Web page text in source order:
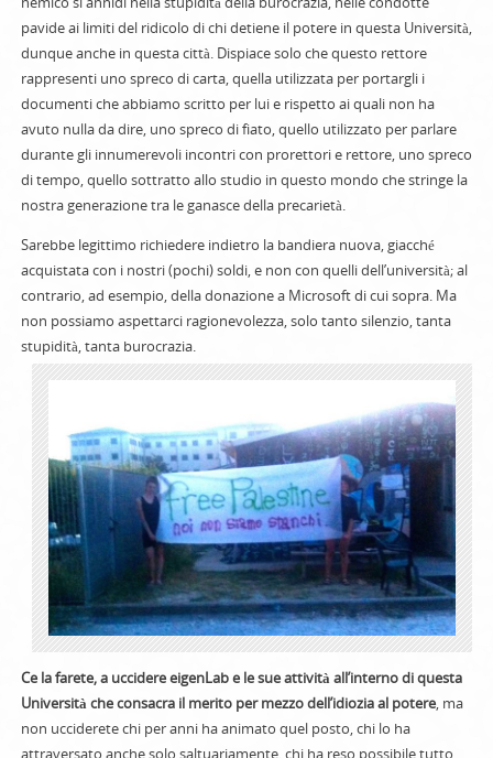
pavide ai limiti del ridicolo di chi detiene il potere in questa Università,
dunque anche in questa città. Dispiace solo che questo rettore
rappresenti uno spreco di carta, quella utilizzata per portargli i
documenti che abbiamo scritto per lui e rispetto ai quali non ha
avuto nulla da dire, uno spreco di fiato, quello utilizzato per parlare
durante gli innumerevoli incontri con prorettori e rettore, uno spreco
di tempo, quello sottratto allo studio in questo mondo che stringe la
nostra generazione tra le ganasce della precarietà.
Sarebbe legittimo richiedere indietro la bandiera nuova, giacché
acquistata con i nostri (pochi) soldi, e non con quelli dell’università; al
contrario, ad esempio, della donazione a Microsoft di cui sopra. Ma
non possiamo aspettarci ragionevolezza, solo tanto silenzio, tanta
stupidità, tanta burocrazia.
Ce la farete, a uccidere eigenLab e le sue attività all’interno di questa
Università che consacra il merito per mezzo dell’idiozia al potere, ma
non ucciderete chi per anni ha animato quel posto, chi lo ha
attraversato anche solo saltuariamente, chi ha reso possibile tutto